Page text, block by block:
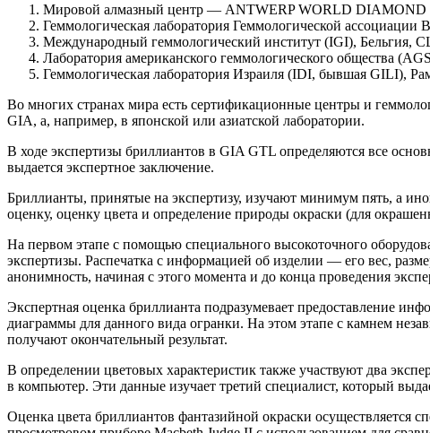
Мировой алмазный центр — ANTWERP WORLD DIAMOND
Геммологическая лаборатория Геммологической
Международный геммологический институт (IGI), Бельгия,
Лаборатория американского геммологического общества
Геммологическая лаборатория Израиля (IDI, бывшая GILI),
Во многих странах мира есть сертификационные центры и
GIA, а, например, в японской или азиатской лаборатории.
В ходе экспертизы бриллиантов в GIA GTL определяются все
выдается экспертное заключение.
Бриллианты, принятые на экспертизу, изучают минимум пять, а
оценку, оценку цвета и определение природы окраски (для
На первом этапе с помощью специального высокоточного
экспертизы. Распечатка с информацией об изделии — его вес,
анонимность, начиная с этого момента и до конца проведения
Экспертная оценка бриллианта подразумевает предоставление
диаграммы для данного вида огранки. На этом этапе с камнем
получают окончательный результат.
В определении цветовых характеристик также участвуют два
в компьютер. Эти данные изучает третий специалист, который
Оценка цвета бриллиантов фантазийной окраски осуществляется